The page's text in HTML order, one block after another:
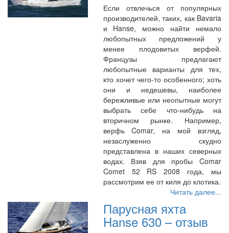
Если отвлечься от популярных
производителей, таких, как Bavaria
и Hanse, можно найти немало
любопытных предложений у
менее плодовитых верфей.
Французы предлагают
любопытные варианты для тех,
кто хочет чего-то особенного; хоть
они и недешевы, наиболее
бережливые или неопытные могут
выбрать себе что-нибудь на
вторичном рынке. Например,
верфь Comar, на мой взгляд,
незаслуженно скудно
представлена в наших северных
водах. Взяв для пробы Comar
Comet 52 RS 2008 года, мы
рассмотрим ее от киля до клотика.
Читать далее...
Парусная яхта
Hanse 630 – отзыв